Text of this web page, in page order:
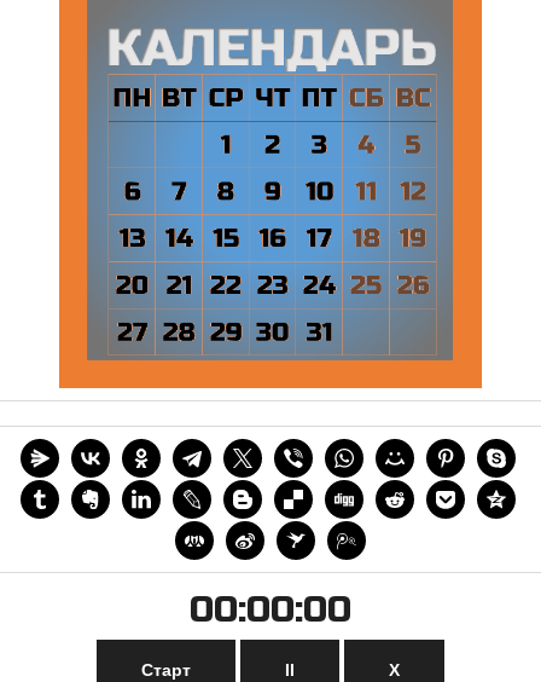
00:00:00
Старт II Х